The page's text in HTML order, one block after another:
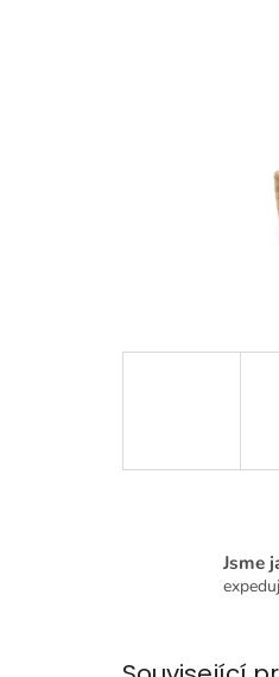
Jsme